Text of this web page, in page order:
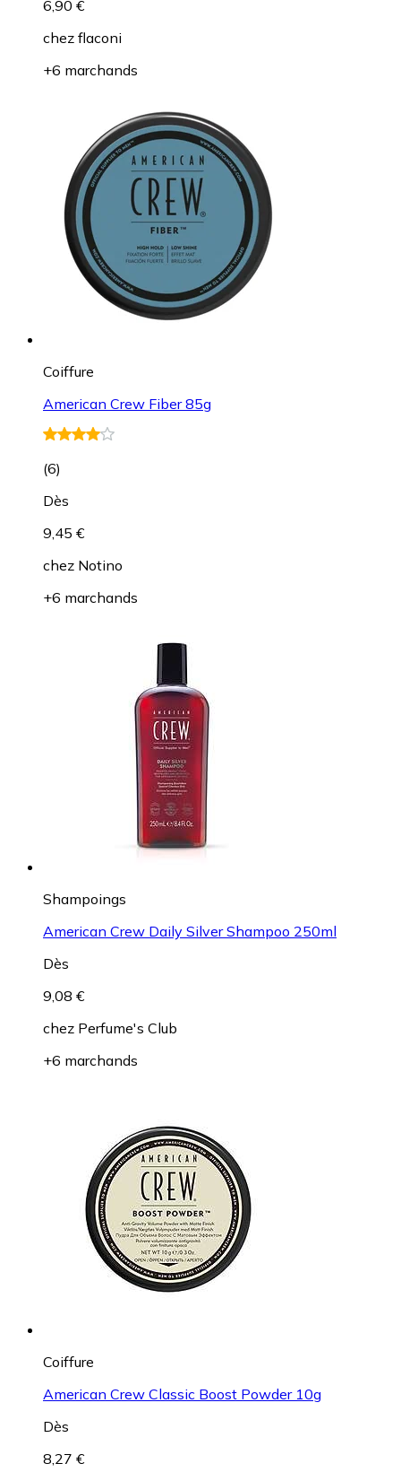
6,90 €
chez flaconi
+6 marchands
Coiffure
American Crew Fiber 85g
(6)
Dès
9,45 €
chez Notino
+6 marchands
Shampoings
American Crew Daily Silver Shampoo 250ml
Dès
9,08 €
chez Perfume's Club
+6 marchands
Coiffure
American Crew Classic Boost Powder 10g
Dès
8,27 €